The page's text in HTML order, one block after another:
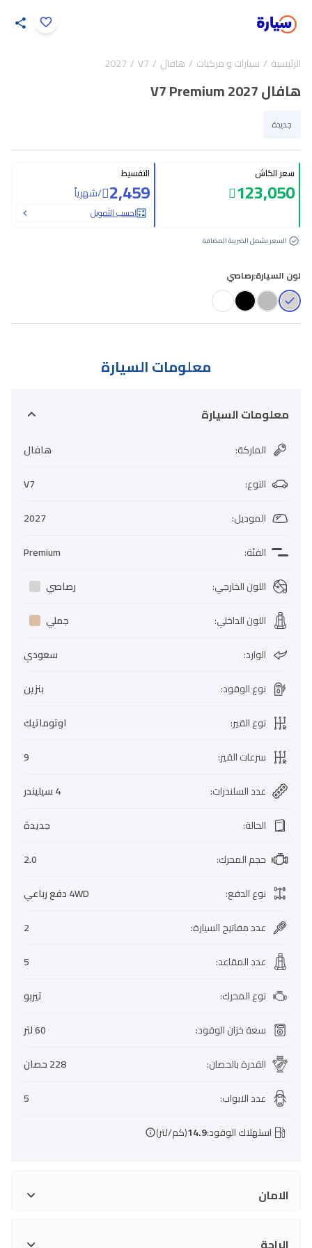
الرئيسية سيارات و مركبات هافال V7
2027
هافال V7 Premium 2027
جديدة
سعر الكاش
123,050
التقسيط
2,459
/شهرياً
احسب التمويل
السعر يشمل الضريبة المضافة
لون السيارة:رصاصي
معلومات السيارة
معلومات السيارة
الماركة:
هافال
النوع:
V7
الموديل:
2027
الفئة:
Premium
اللون الخارجي:
رصاصي
اللون الداخلي:
جملي
الوارد:
سعودي
نوع الوقود:
بنزين
نوع القير:
اوتوماتيك
سرعات القير:
9
عدد السلندرات:
4 سيليندر
الحالة:
جديدة
حجم المحرك:
2.0
نوع الدفع:
4WD دفع رباعي
عدد مفاتيح السيارة:
2
عدد المقاعد:
5
نوع المحرك:
تيربو
سعة خزان الوقود:
60 لتر
القدرة بالحصان:
228 حصان
عدد الابواب:
5
استهلاك الوقود:14.9(كم/لتر)
الامان